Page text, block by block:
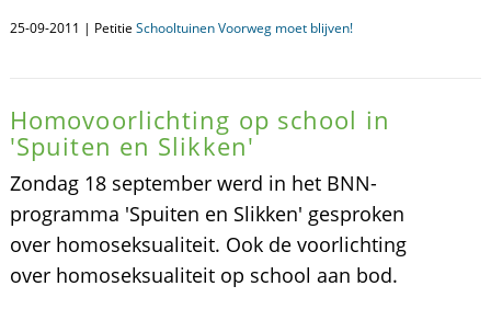
25-09-2011 | Petitie Schooltuinen Voorweg moet blijven!
Homovoorlichting op school in
'Spuiten en Slikken'
Zondag 18 september werd in het BNN-
programma 'Spuiten en Slikken' gesproken
over homoseksualiteit. Ook de voorlichting
over homoseksualiteit op school aan bod.